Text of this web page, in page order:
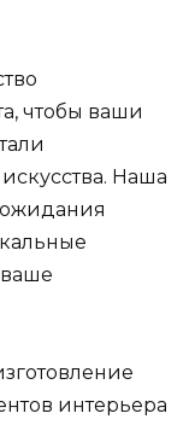
чтобы ваши
Наша
интерьера